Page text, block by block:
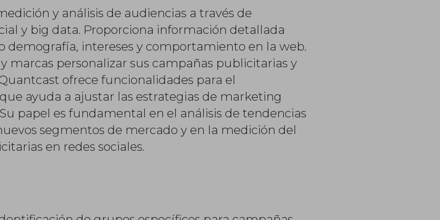
y análisis de audiencias a través de
y big data. Proporciona información detallada
demografía, intereses y comportamiento en la web.
marcas personalizar sus campañas publicitarias y
ofrece funcionalidades para el
ayuda a ajustar las estrategias de marketing
papel es fundamental en el análisis de tendencias
segmentos de mercado y en la medición del
en redes sociales.